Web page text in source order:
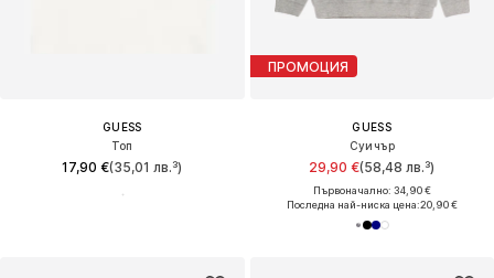
GUESS
Топ
17,90 €(35,01 лв.³)
ПРОМОЦИЯ
GUESS
Суичър
29,90 €(58,48 лв.³)
Първоначално: 34,90 €
Последна най-ниска цена:20,90 €